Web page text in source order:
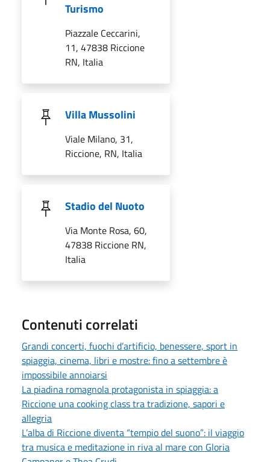
Turismo
Piazzale Ceccarini,
11, 47838 Riccione
RN, Italia
Villa Mussolini
Viale Milano, 31,
Riccione, RN, Italia
Stadio del Nuoto
Via Monte Rosa, 60,
47838 Riccione RN,
Italia
Contenuti correlati
Grandi concerti, fuochi d’artificio, benessere, sport in
spiaggia, cinema, libri e mostre: fino a settembre è
impossibile annoiarsi
La piadina romagnola protagonista in spiaggia: a
Riccione una cooking class tra tradizione, sapori e
allegria
L’alba di Riccione diventa “tempio del suono”: il viaggio
tra musica e meditazione in riva al mare con Gloria